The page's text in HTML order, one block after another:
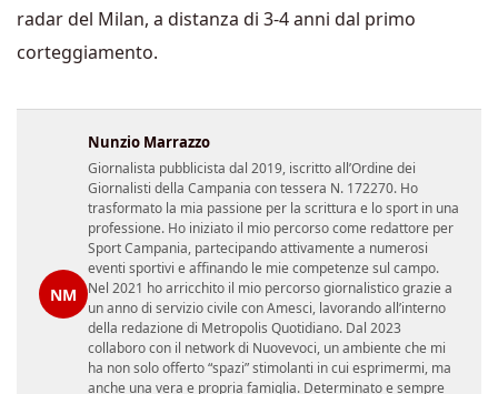
radar del Milan, a distanza di 3-4 anni dal primo
corteggiamento.
NM
Nunzio Marrazzo
Giornalista pubblicista dal 2019, iscritto all’Ordine dei
Giornalisti della Campania con tessera N. 172270. Ho
trasformato la mia passione per la scrittura e lo sport in una
professione. Ho iniziato il mio percorso come redattore per
Sport Campania, partecipando attivamente a numerosi
eventi sportivi e affinando le mie competenze sul campo.
Nel 2021 ho arricchito il mio percorso giornalistico grazie a
un anno di servizio civile con Amesci, lavorando all’interno
della redazione di Metropolis Quotidiano. Dal 2023
collaboro con il network di Nuovevoci, un ambiente che mi
ha non solo offerto “spazi” stimolanti in cui esprimermi, ma
anche una vera e propria famiglia. Determinato e sempre